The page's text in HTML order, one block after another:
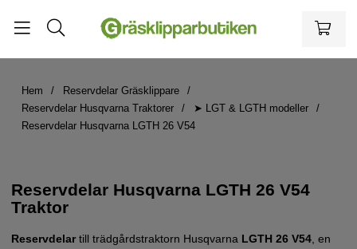
Hem
Reservdelar Gräsklippare
Reservdelar Husqvarna Traktorer
➤ LGT & LGTH modeller
Reservdelar Husqvarna LGTH 26 V54
Reservdelar Husqvarna LGTH 26 V54
Traktor
Reservdelartill trädgårdstraktorn Husqvarna LGTH 26 V54, en